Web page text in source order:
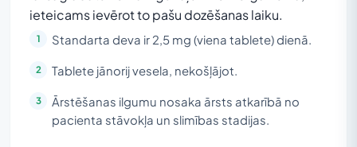
ieteicams ievērot to pašu dozēšanas laiku.
Standarta deva ir 2,5 mg (viena tablete) dienā.
Tablete jānorij vesela, nekošļājot.
Ārstēšanas ilgumu nosaka ārsts atkarībā no
pacienta stāvokļa un slimības stadijas.